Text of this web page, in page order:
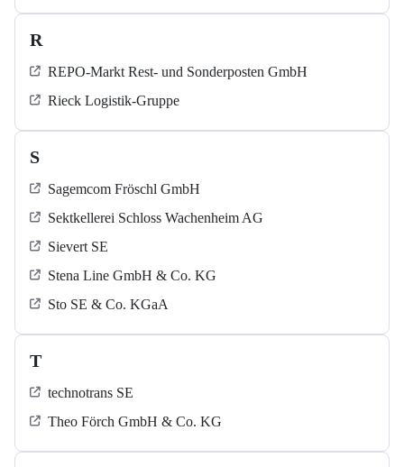
R
REPO-Markt Rest- und Sonderposten GmbH
Rieck Logistik-Gruppe
S
Sagemcom Fröschl GmbH
Sektkellerei Schloss Wachenheim AG
Sievert SE
Stena Line GmbH & Co. KG
Sto SE & Co. KGaA
T
technotrans SE
Theo Förch GmbH & Co. KG